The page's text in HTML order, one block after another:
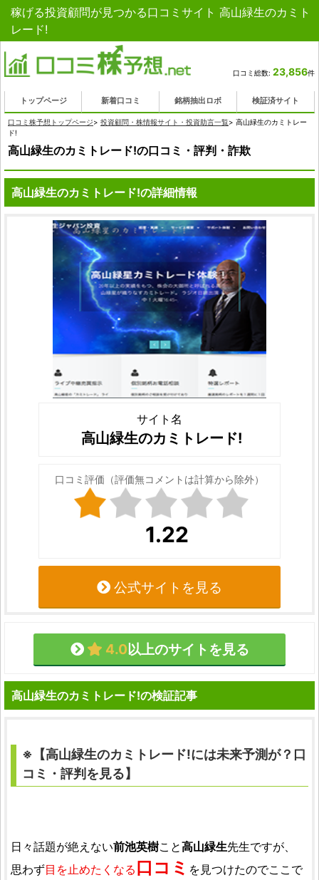
稼げる投資顧問が見つかる口コミサイト 高山緑生のカミト
レード!
口コミ総数: 23,856件
トップページ 新着口コミ 銘柄抽出ロボ 検証済サイト
口コミ株予想トップページ> 投資顧問・株情報サイト・投資助言一覧> 高山緑生のカミトレー
ド!
高山緑生のカミトレード!の口コミ・評判・詐欺
高山緑生のカミトレード!の詳細情報
サイト名
高山緑生のカミトレード!
口コミ評価（評価無コメントは計算から除外）
1.22
公式サイトを見る
4.0以上のサイトを見る
高山緑生のカミトレード!の検証記事
※【高山緑生のカミトレード!には未来予測が？口
コミ・評判を見る】
日々話題が絶えない前池英樹こと高山緑生先生ですが、
思わず目を止めたくなる 口コミ を見つけたのでここで